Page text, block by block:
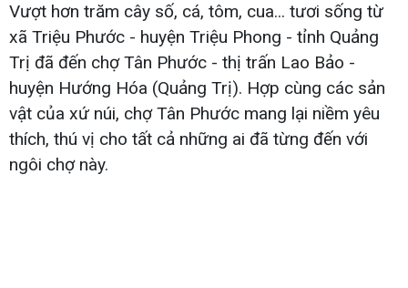
Vượt hơn trăm cây số, cá, tôm, cua... tươi sống từ
xã Triệu Phước - huyện Triệu Phong - tỉnh Quảng
Trị đã đến chợ Tân Phước - thị trấn Lao Bảo -
huyện Hướng Hóa (Quảng Trị). Hợp cùng các sản
vật của xứ núi, chợ Tân Phước mang lại niềm yêu
thích, thú vị cho tất cả những ai đã từng đến với
ngôi chợ này.